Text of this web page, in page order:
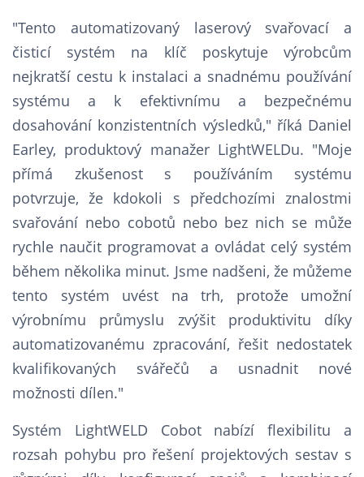
"Tento automatizovaný laserový svařovací a
čisticí systém na klíč poskytuje výrobcům
nejkratší cestu k instalaci a snadnému používání
systému a k efektivnímu a bezpečnému
dosahování konzistentních výsledků," říká Daniel
Earley, produktový manažer LightWELDu. "Moje
přímá zkušenost s používáním systému
potvrzuje, že kdokoli s předchozími znalostmi
svařování nebo cobotů nebo bez nich se může
rychle naučit programovat a ovládat celý systém
během několika minut. Jsme nadšeni, že můžeme
tento systém uvést na trh, protože umožní
výrobnímu průmyslu zvýšit produktivitu díky
automatizovanému zpracování, řešit nedostatek
kvalifikovaných svářečů a usnadnit nové
možnosti dílen."
Systém LightWELD Cobot nabízí flexibilitu a
rozsah pohybu pro řešení projektových sestav s